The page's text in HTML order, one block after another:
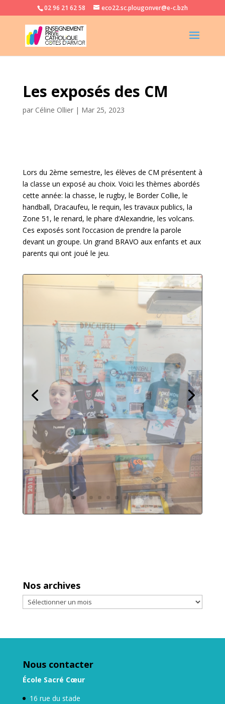
02 96 21 62 58 eco22.sc.plougonver@e-c.bzh
Les exposés des CM
par Céline Ollier| Mar 25, 2023
Lors du 2ème semestre, les élèves de CM présentent à
la classe un exposé au choix. Voici les thèmes abordés
cette année: la chasse, le rugby, le Border Collie, le
handball, Dracaufeu, le requin, les travaux publics, la
Zone 51, le renard, le phare d’Alexandrie, les volcans.
Ces exposés sont l’occasion de prendre la parole
devant un groupe. Un grand BRAVO aux enfants et aux
parents qui ont joué le jeu.
Nos archives
Nos
archives
Nous contacter
École Sacré Cœur
16 rue du stade